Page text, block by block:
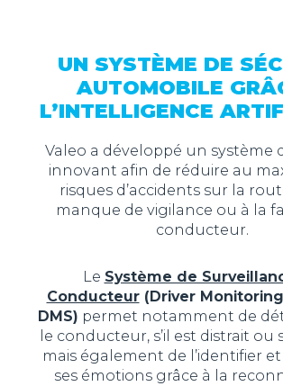
UN SYSTÈME DE
AUTOMOBILE
L’INTELLIGENCE
Valeo a développé un système
innovant afin de réduire au
risques d’accidents sur la
manque de vigilance ou à la
conducteur.
Le Système de
Conducteur(Driver
DMS) permet notamment de
le conducteur, s’il est distrait
mais également de l’identifier et
ses émotions grâce à la